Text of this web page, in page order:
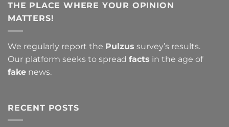
THE PLACE WHERE YOUR OPINION
MATTERS!
We regularly report the Pulzus survey’s results.
Our platform seeks to spread facts in the age of
fake news.
RECENT POSTS